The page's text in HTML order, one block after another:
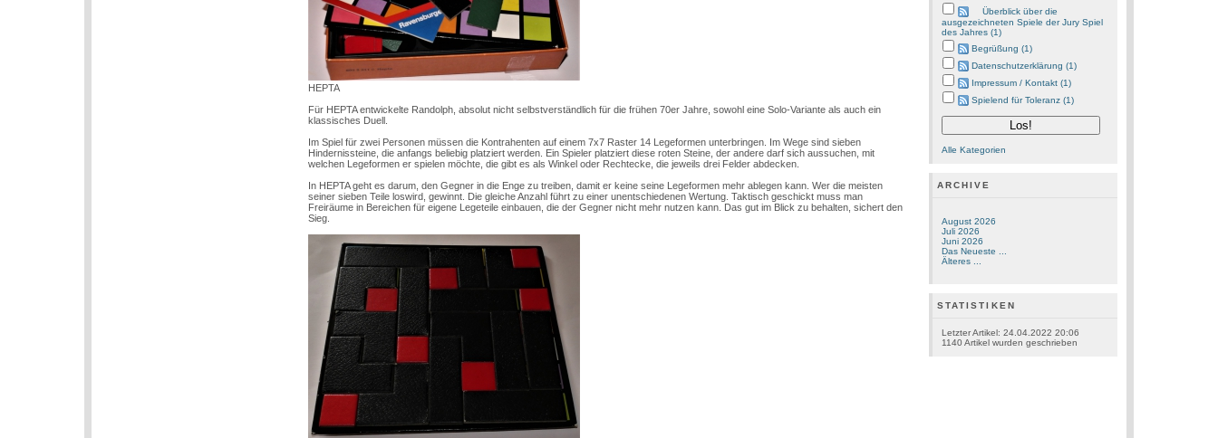
HEPTA
Für HEPTA entwickelte Randolph, absolut nicht selbstverständlich für die frühen 70er Jahre, sowohl eine Solo-Variante als auch ein
klassisches Duell.
Im Spiel für zwei Personen müssen die Kontrahenten auf einem 7x7 Raster 14 Legeformen unterbringen. Im Wege sind sieben
Hindernissteine, die anfangs beliebig platziert werden. Ein Spieler platziert diese roten Steine, der andere darf sich aussuchen, mit
welchen Legeformen er spielen möchte, die gibt es als Winkel oder Rechtecke, die jeweils drei Felder abdecken.
In HEPTA geht es darum, den Gegner in die Enge zu treiben, damit er keine seine Legeformen mehr ablegen kann. Wer die meisten
seiner sieben Teile loswird, gewinnt. Die gleiche Anzahl führt zu einer unentschiedenen Wertung. Taktisch geschickt muss man
Freiräume in Bereichen für eigene Legeteile einbauen, die der Gegner nicht mehr nutzen kann. Das gut im Blick zu behalten, sichert den
Sieg.
Überblick über die
ausgezeichneten Spiele der Jury Spiel
des Jahres (1)
Begrüßung (1)
Datenschutzerklärung (1)
Impressum / Kontakt (1)
Spielend für Toleranz (1)
Alle Kategorien
ARCHIVE
August 2026
Juli 2026
Juni 2026
Das Neueste ...
Älteres ...
STATISTIKEN
Letzter Artikel: 24.04.2022 20:06
1140Artikel wurden geschrieben